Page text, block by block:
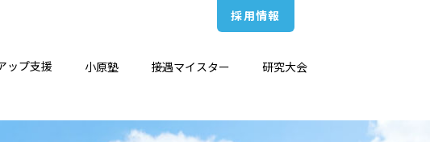
実務者研修
ップ支援
ビュー／厚生労働省出向
小原塾 接遇マイスター 研究大会
採用情報